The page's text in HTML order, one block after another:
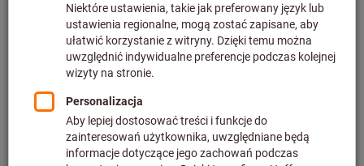
Indywidualne ceny dla klientów biznesowych po
zalogowaniu.
Skaluj ceny:
z 1 Sztuka 11,61 PLN
z 50 sztuki
9,46 PLN/ 1 Sztuka